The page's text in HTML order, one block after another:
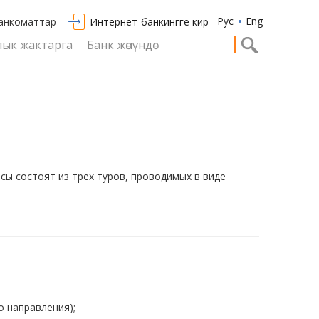
Eng
Рус
Интернет-банкингге кирүү
жактарга Банк жөнүндө
состоят из трех туров, проводимых в виде
направления);